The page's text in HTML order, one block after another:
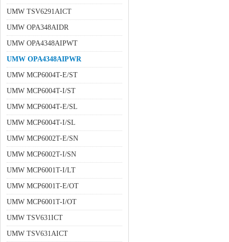
UMW TSV6291AICT
UMW OPA348AIDR
UMW OPA4348AIPWT
UMW OPA4348AIPWR
UMW MCP6004T-E/ST
UMW MCP6004T-I/ST
UMW MCP6004T-E/SL
UMW MCP6004T-I/SL
UMW MCP6002T-E/SN
UMW MCP6002T-I/SN
UMW MCP6001T-I/LT
UMW MCP6001T-E/OT
UMW MCP6001T-I/OT
UMW TSV631ICT
UMW TSV631AICT